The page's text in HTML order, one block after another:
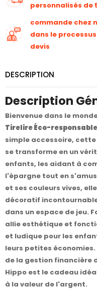
personnalisés de
commande chez
dans le
devis
DESCRIPTION
Description
Bienvenue dans le
Tirelire Éco-
simple accessoire,
se transforme en un
enfants, les aidant à
l'épargne tout en
et ses couleurs vives,
décoratif
dans un espace de jeu.
allie esthétique et
et ludique pour les
leurs petites
de la gestion financière
Hippo est le cadeau
à la valeur de l'argent.